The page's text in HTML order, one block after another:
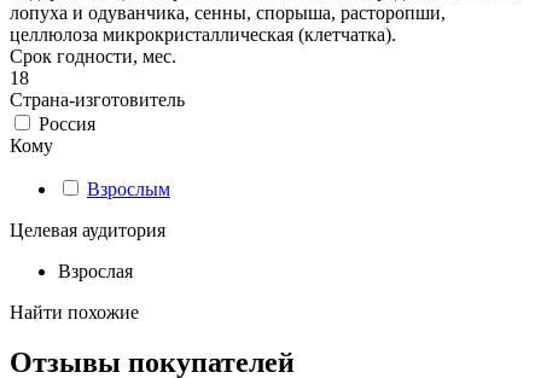
лопуха и одуванчика, сенны, спорыша, расторопши,
целлюлоза микрокристаллическая (клетчатка).
Срок годности, мес.
18
Страна-изготовитель
Россия
Кому
Взрослым
Целевая аудитория
Взрослая
Найти похожие
Отзывы покупателей